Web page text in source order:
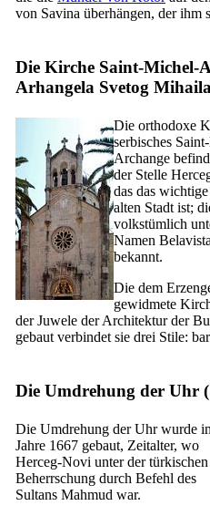
von Savina überhängen, der ihm
Die Kirche Saint-Michel-
Arhangela Svetog Mihaila
Die orthodoxe
serbisches
Archange
der Stelle
das das
alten Stadt ist;
volkstümlich
Namen
bekannt.
Die dem
gewidmete
der Juwele der Architektur der
gebaut verbindet sie drei Stile:
Die Umdrehung der Uhr (
Die Umdrehung der Uhr wurde
Jahre 1667 gebaut, Zeitalter, wo
Herceg-Novi unter der türkischen
Beherrschung durch Befehl des
Sultans Mahmud war.